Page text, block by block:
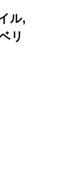
ル,
リ